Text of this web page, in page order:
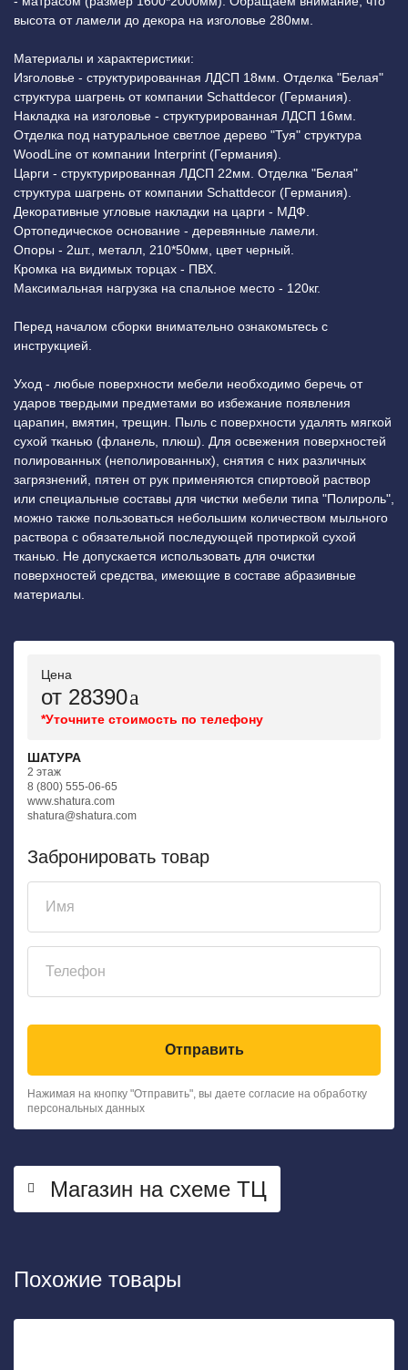
высота от ламели до декора на изголовье 280мм.
Материалы и характеристики:
Изголовье - структурированная ЛДСП 18мм. Отделка "Белая"
структура шагрень от компании Schattdecor (Германия).
Накладка на изголовье - структурированная ЛДСП 16мм.
Отделка под натуральное светлое дерево "Туя" структура
WoodLine от компании Interprint (Германия).
Царги - структурированная ЛДСП 22мм. Отделка "Белая"
структура шагрень от компании Schattdecor (Германия).
Декоративные угловые накладки на царги - МДФ.
Ортопедическое основание - деревянные ламели.
Опоры - 2шт., металл, 210*50мм, цвет черный.
Кромка на видимых торцах - ПВХ.
Максимальная нагрузка на спальное место - 120кг.
Перед началом сборки внимательно ознакомьтесь с
инструкцией.
Уход - любые поверхности мебели необходимо беречь от
ударов твердыми предметами во избежание появления
царапин, вмятин, трещин. Пыль с поверхности удалять мягкой
сухой тканью (фланель, плюш). Для освежения поверхностей
полированных (неполированных), снятия с них различных
загрязнений, пятен от рук применяются спиртовой раствор
или специальные составы для чистки мебели типа "Полироль",
можно также пользоваться небольшим количеством мыльного
раствора с обязательной последующей протиркой сухой
тканью. Не допускается использовать для очистки
поверхностей средства, имеющие в составе абразивные
материалы.
Цена
от 28390
*Уточните стоимость по телефону
ШАТУРА
2 этаж
8 (800) 555-06-65
www.shatura.com
shatura@shatura.com
Забронировать товар
Отправить
Нажимая на кнопку "Отправить", вы даете согласие на обработку
персональных данных
Магазин на схеме ТЦ
Похожие товары